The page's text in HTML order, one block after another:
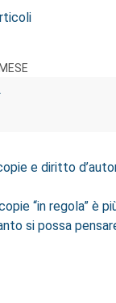
e diritto
“in regola” è
si possa